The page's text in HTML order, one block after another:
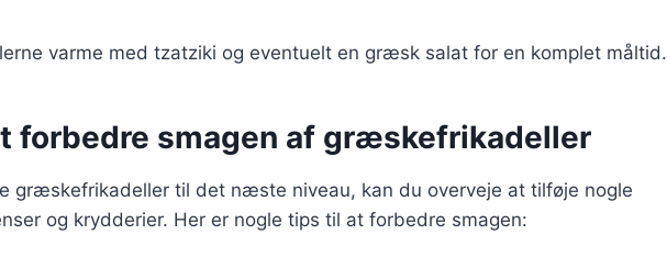
varme med tzatziki og eventuelt en græsk salat for en komplet måltid.
forbedre smagen af græskefrikadeller
græskefrikadeller til det næste niveau, kan du overveje at tilføje nogle
og krydderier. Her er nogle tips til at forbedre smagen: